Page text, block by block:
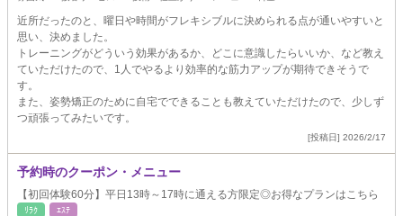
近所だったのと、曜日や時間がフレキシブルに決められる点が通いやすいと
思い、決めました。
トレーニングがどういう効果があるか、どこに意識したらいいか、など教え
ていただけたので、1人でやるより効率的な筋力アップが期待できそうで
す。
また、姿勢矯正のために自宅でできることも教えていただけたので、少しず
つ頑張ってみたいです。
[投稿日] 2026/2/17
予約時のクーポン・メニュー
【初回体験60分】平日13時～17時に通える方限定◎お得なプランはこちら
ﾘﾗｸ ｴｽﾃ